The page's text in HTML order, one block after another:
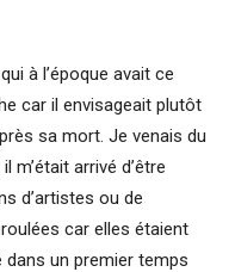
à l’époque avait ce
car il envisageait plutôt
sa mort. Je venais du
m’était arrivé d’être
d’artistes ou de
car elles étaient
un premier temps